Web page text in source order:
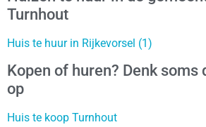
Turnhout
Huis te huur in Rijkevorsel (1)
Kopen of huren? Denk soms
op
Huis te koop Turnhout